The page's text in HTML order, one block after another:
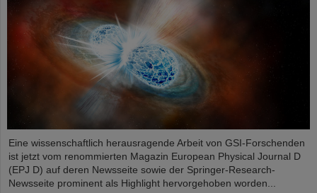
Eine wissenschaftlich herausragende Arbeit von GSI-Forschenden
ist jetzt vom renommierten Magazin European Physical Journal D
(EPJ D) auf deren Newsseite sowie der Springer-Research-
Newsseite prominent als Highlight hervorgehoben worden...